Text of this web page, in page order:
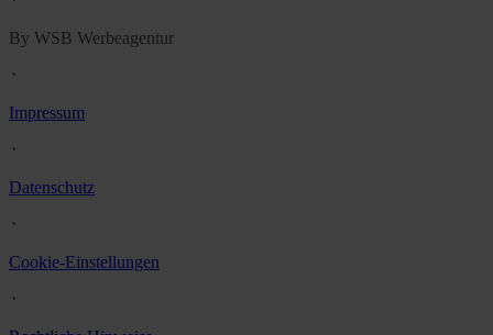
By WSB Werbeagentur
᛫
Impressum
᛫
Datenschutz
᛫
Cookie-Einstellungen
᛫